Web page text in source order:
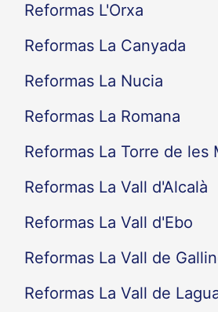
Reformas L'Orxa
Reformas La Canyada
Reformas La Nucia
Reformas La Romana
Reformas La Torre de les
Reformas La Vall d'Alcalà
Reformas La Vall d'Ebo
Reformas La Vall de
Reformas La Vall de